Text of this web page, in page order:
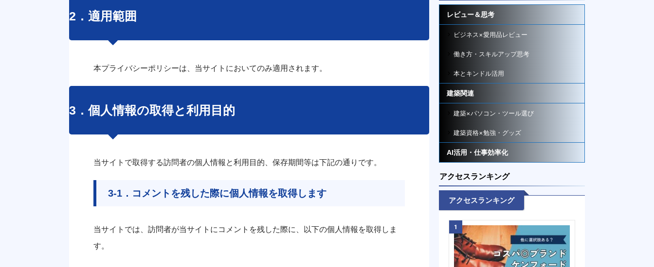
2．適用範囲
本プライバシーポリシーは、当サイトにおいてのみ適用されます。
3．個人情報の取得と利用目的
当サイトで取得する訪問者の個人情報と利用目的、保存期間等は下記の通りです。
3-1．コメントを残した際に個人情報を取得します
当サイトでは、訪問者が当サイトにコメントを残した際に、以下の個人情報を取得しま
す。
レビュー＆思考
ビジネス×愛用品レビュー
働き方・スキルアップ思考
本とキンドル活用
建築関連
建築×パソコン・ツール選び
建築資格×勉強・グッズ
AI活用・仕事効率化
アクセスランキング
アクセスランキング
1